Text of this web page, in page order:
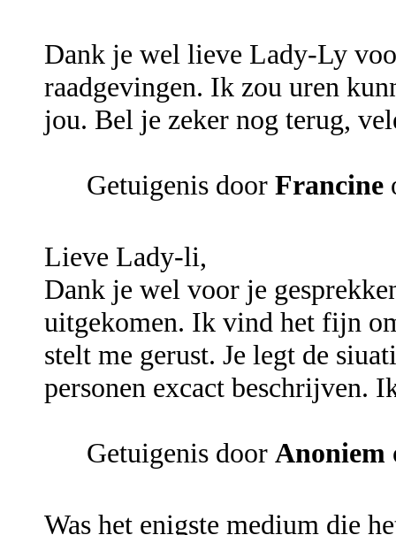
Dank je wel lieve Lady-Ly
raadgevingen. Ik zou uren
jou. Bel je zeker nog terug,
Getuigenis door Francine
Lieve Lady-li,
Dank je wel voor je
uitgekomen. Ik vind het fijn
stelt me gerust. Je legt de
personen excact beschrijven.
Getuigenis door Anoniem
Was het enigste medium die